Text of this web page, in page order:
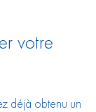
votre
déjà obtenu un